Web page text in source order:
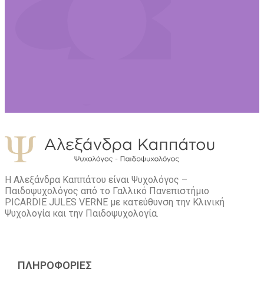
Η Αλεξάνδρα Καππάτου είναι Ψυχολόγος –
Παιδοψυχολόγος από το Γαλλικό Πανεπιστήμιο
PICARDIE JULES VERNE με κατεύθυνση την Kλινική
Ψυχολογία και την Παιδοψυχολογία.
ΠΛΗΡΟΦΟΡΙΕΣ